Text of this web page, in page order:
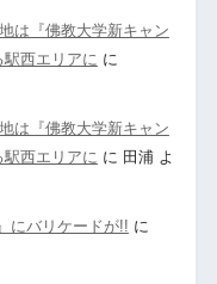
は『佛教大学新キャン
西エリアに に
は『佛教大学新キャン
西エリアに に 田浦よ
にバリケードが!! に